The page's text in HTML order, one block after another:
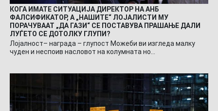
КОГА ИМАТЕ СИТУАЦИЈА ДИРЕКТОР НА АНБ
ФАЛСИФИКАТОР, А „НАШИТЕ“ ЛОЈАЛИСТИ МУ
ПОРАЧУВААТ „ДА ГАЗИ“ СЕ ПОСТАВУВА ПРАШАЊЕ ДАЛИ
ЛУЃЕТО СЕ ДОТОЛКУ ГЛУПИ?
Лојалност– награда – глупост Можеби ви изгледа малку
чуден и неспоив насловот на колумната но…